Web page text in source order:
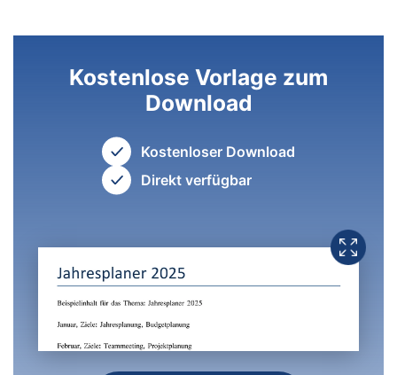
Kostenlose Vorlage zum
Download
Kostenloser Download
Direkt verfügbar